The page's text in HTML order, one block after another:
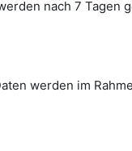
nach 7 Tagen
werden im